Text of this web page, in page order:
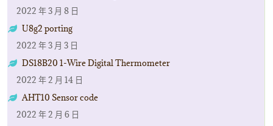
2022 年 3 月 8 日
U8g2 porting
2022 年 3 月 3 日
DS18B20 1-Wire Digital Thermometer
2022 年 2 月 14 日
AHT10 Sensor code
2022 年 2 月 6 日